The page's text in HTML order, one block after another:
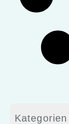
Kategorien